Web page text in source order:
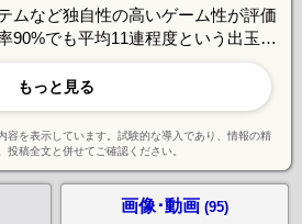
ムなど独自性の高いゲーム性が評価
90%でも平均11連程度という出玉性
プを感じる声もある。朝一判別やあ
豊富で、やり込み派には好評。ユー
が行われており、コミュニティ形成
える。
もっと見る
容を表示しています。試験的な導入であり、情報の精
稿全文と併せてご確認ください。
画像･動画 (95)